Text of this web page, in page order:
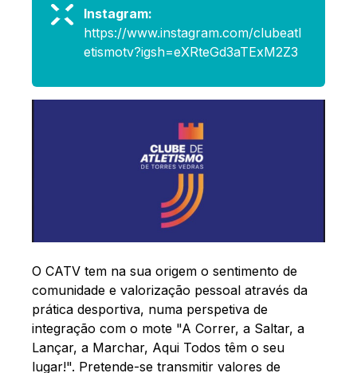
Instagram:
https://www.instagram.com/clubeatl
etismotv?igsh=eXRteGd3aTExM2Z3
O CATV tem na sua origem o sentimento de
comunidade e valorização pessoal através da
prática desportiva, numa perspetiva de
integração com o mote "A Correr, a Saltar, a
Lançar, a Marchar, Aqui Todos têm o seu
lugar!". Pretende-se transmitir valores de